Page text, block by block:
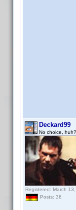
Deckard99
No choice, huh?
Registered: March
Posts: 36